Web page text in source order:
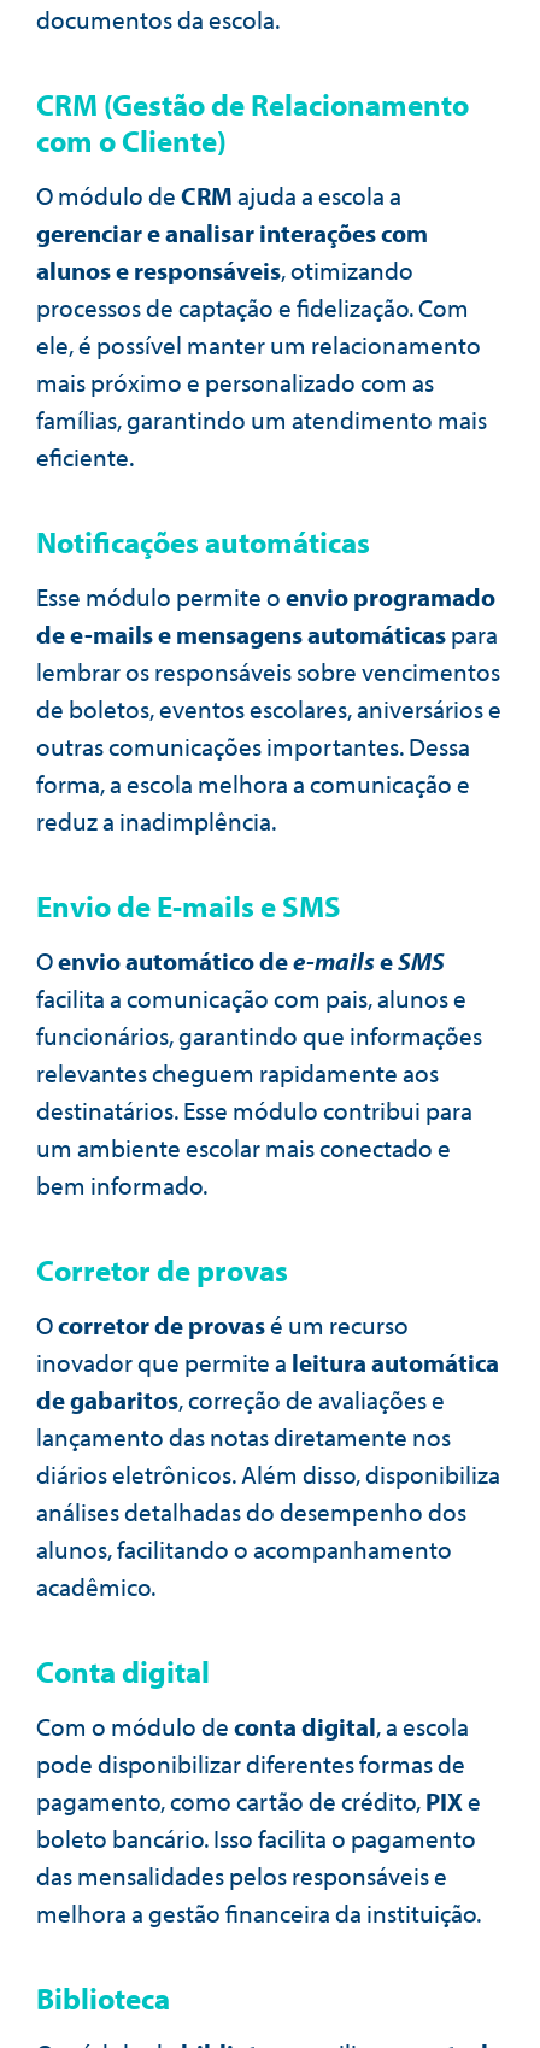
documentos da escola.
CRM (Gestão de Relacionamento
com o Cliente)
O módulo deCRMajuda a escola a
gerenciar e analisar interações com
alunos e responsáveis, otimizando
processos de captação e fidelização. Com
ele, é possível manter um relacionamento
mais próximo e personalizado com as
famílias, garantindo um atendimento mais
eficiente.
Notificações automáticas
Esse módulo permite oenvio programado
de e-mails e mensagens automáticaspara
lembrar os responsáveis sobre vencimentos
de boletos, eventos escolares, aniversários e
outras comunicações importantes. Dessa
forma, a escola melhora a comunicação e
reduz a inadimplência.
Envio de E-mails e SMS
Oenvio automático dee-mailseSMS
facilita a comunicação com pais, alunos e
funcionários, garantindo que informações
relevantes cheguem rapidamente aos
destinatários. Esse módulo contribui para
um ambiente escolar mais conectado e
bem informado.
Corretor de provas
Ocorretor de provasé um recurso
inovador que permite a leitura automática
de gabaritos, correção de avaliações e
lançamento das notas diretamente nos
diários eletrônicos. Além disso, disponibiliza
análises detalhadas do desempenho dos
alunos, facilitando o acompanhamento
acadêmico.
Conta digital
Com o módulo deconta digital, a escola
pode disponibilizar diferentes formas de
pagamento, como cartão de crédito,PIXe
boleto bancário. Isso facilita o pagamento
das mensalidades pelos responsáveis e
melhora a gestão financeira da instituição.
Biblioteca